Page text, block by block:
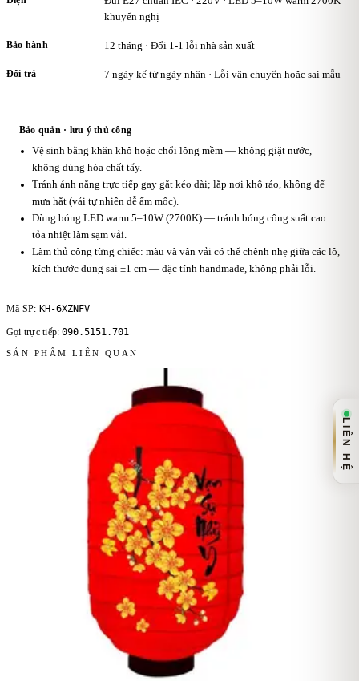
khuyến nghị
Bảo hành 12 tháng · Đổi 1-1 lỗi nhà sản xuất
Đổi trả 7 ngày kể từ ngày nhận · Lỗi vận chuyển hoặc sai mẫu
Bảo quản · lưu ý thủ công
Vệ sinh bằng khăn khô hoặc chổi lông mềm — không giặt nước,
không dùng hóa chất tẩy.
Tránh ánh nắng trực tiếp gay gắt kéo dài; lắp nơi khô ráo, không để
mưa hắt (vải tự nhiên dễ ẩm mốc).
Dùng bóng LED warm 5–10W (2700K) — tránh bóng công suất cao
tỏa nhiệt làm sạm vải.
Làm thủ công từng chiếc: màu và vân vải có thể chênh nhẹ giữa các lô,
kích thước dung sai ±1 cm — đặc tính handmade, không phải lỗi.
Mã SP: KH-6XZNFV
Gọi trực tiếp:090.5151.701
SẢN PHẨM LIÊN QUAN
LIÊN HỆ